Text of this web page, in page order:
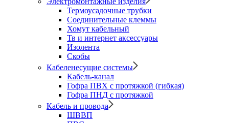
Термоусадочные трубки
Соединительные клеммы
Хомут кабельный
Тв и интернет аксессуары
Изолента
Скобы
Кабеленесущие системы
Кабель-канал
Гофра ПВХ с протяжкой (гибкая)
Гофра ПНД с протяжкой
Кабель и провода
ШВВП